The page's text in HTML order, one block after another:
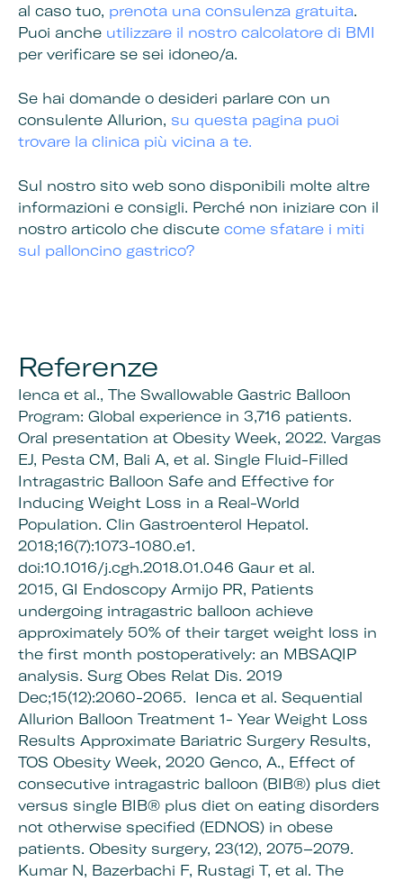
al caso tuo, prenota una consulenza gratuita.
Puoi anche utilizzare il nostro calcolatore di BMI
per verificare se sei idoneo/a.
Se hai domande o desideri parlare con un
consulente Allurion, su questa pagina puoi
trovare la clinica più vicina a te.
Sul nostro sito web sono disponibili molte altre
informazioni e consigli. Perché non iniziare con il
nostro articolo che discute come sfatare i miti
sul palloncino gastrico?
Referenze
Ienca et al., The Swallowable Gastric Balloon
Program: Global experience in 3,716 patients.
Oral presentation at Obesity Week, 2022. Vargas
EJ, Pesta CM, Bali A, et al. Single Fluid-Filled
Intragastric Balloon Safe and Effective for
Inducing Weight Loss in a Real-World
Population. Clin Gastroenterol Hepatol.
2018;16(7):1073-1080.e1.
doi:10.1016/j.cgh.2018.01.046 Gaur et al.
2015, GI Endoscopy Armijo PR, Patients
undergoing intragastric balloon achieve
approximately 50% of their target weight loss in
the first month postoperatively: an MBSAQIP
analysis. Surg Obes Relat Dis. 2019
Dec;15(12):2060-2065. Ienca et al. Sequential
Allurion Balloon Treatment 1- Year Weight Loss
Results Approximate Bariatric Surgery Results,
TOS Obesity Week, 2020 Genco, A., Effect of
consecutive intragastric balloon (BIB®) plus diet
versus single BIB® plus diet on eating disorders
not otherwise specified (EDNOS) in obese
patients. Obesity surgery, 23(12), 2075–2079.
Kumar N, Bazerbachi F, Rustagi T, et al. The